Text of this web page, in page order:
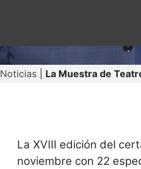
Noticias La Muestra de
La XVIII edición del
noviembre con 22